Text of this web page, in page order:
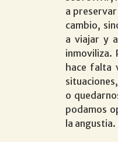
a preservar
cambio,
a viajar y
inmoviliza.
hace falta
o
podamos
la angustia.